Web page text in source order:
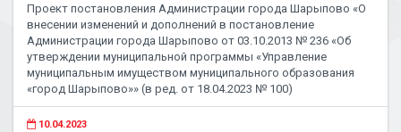
Проект постановления Администрации города Шарыпово «О
внесении изменений и дополнений в постановление
Администрации города Шарыпово от 03.10.2013 № 236 «Об
утверждении муниципальной программы «Управление
муниципальным имуществом муниципального образования
«город Шарыпово»» (в ред. от 18.04.2023 № 100)
10.04.2023